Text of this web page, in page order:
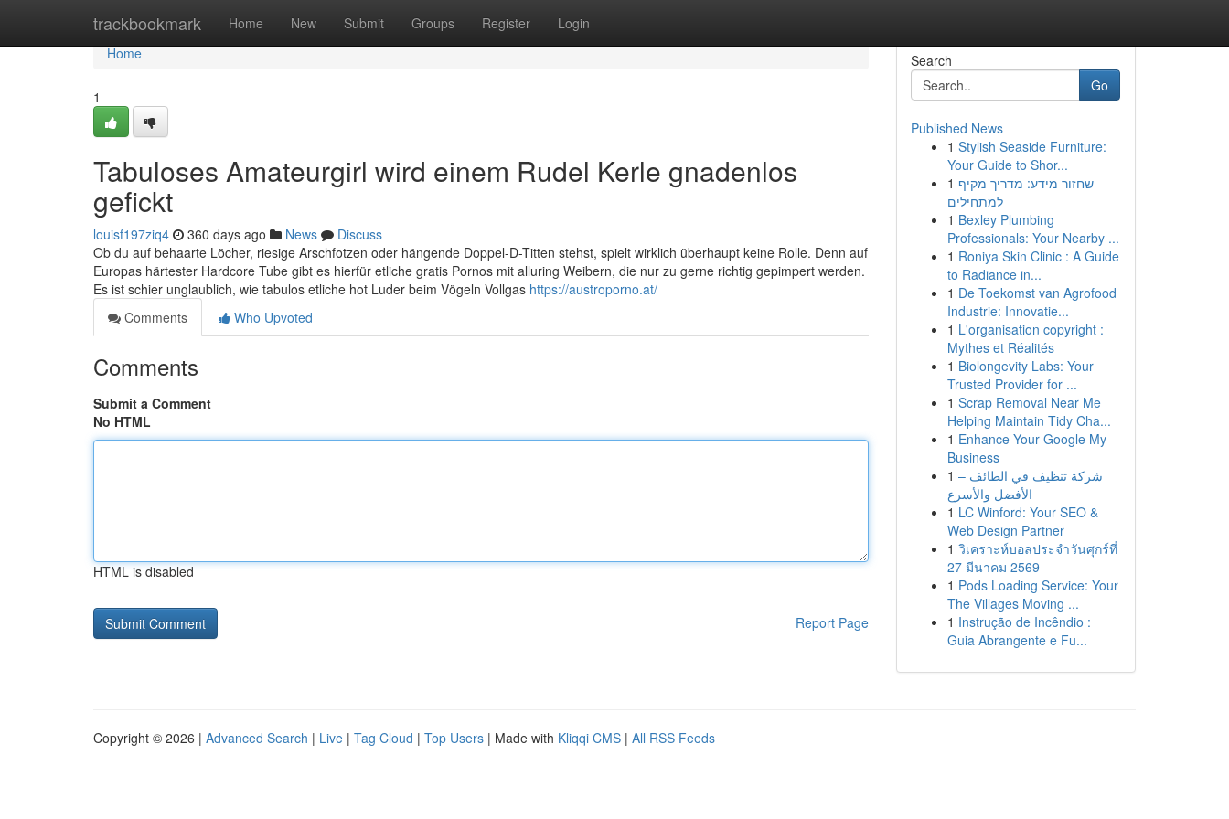
trackbookmark Home New Submit Groups Register Login
Home
Home
1
Tabuloses Amateurgirl wird einem Rudel Kerle gnadenlos
gefickt
louisf197ziq4 360 days ago News
Discuss
Ob du auf behaarte Löcher, riesige Arschfotzen oder hängende Doppel-D-Titten stehst, spielt wirklich überhaupt keine Rolle. Denn auf
Europas härtester Hardcore Tube gibt es hierfür etliche gratis Pornos mit alluring Weibern, die nur zu gerne richtig gepimpert werden.
Es ist schier unglaublich, wie tabulos etliche hot Luder beim Vögeln Vollgas https://austroporno.at/
Comments
Who Upvoted
Comments
Submit a Comment
No HTML
HTML is disabled
Report Page
Search
Go
Published News
1 Stylish Seaside Furniture:
Your Guide to Shor...
1 שחזור מידע: מדריך מקיף
למתחילים
1 Bexley Plumbing
Professionals: Your Nearby ...
1 Roniya Skin Clinic : A Guide
to Radiance in...
1 De Toekomst van Agrofood
Industrie: Innovatie...
1 L'organisation copyright :
Mythes et Réalités
1 Biolongevity Labs: Your
Trusted Provider for ...
1 Scrap Removal Near Me
Helping Maintain Tidy Cha...
1 Enhance Your Google My
Business
1 شركة تنظيف في الطائف –
الأفضل والأسرع
1 LC Winford: Your SEO &
Web Design Partner
1 วิเคราะห์บอลประจำวันศุกร์ที่
27 มีนาคม 2569
1 Pods Loading Service: Your
The Villages Moving ...
1 Instrução de Incêndio :
Guia Abrangente e Fu...
Copyright © 2026 | Advanced Search | Live | Tag Cloud | Top Users | Made with Kliqqi CMS | All RSS Feeds